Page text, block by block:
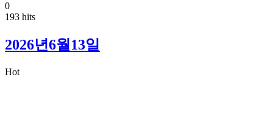
0
193 hits
2026년6월13일
Hot